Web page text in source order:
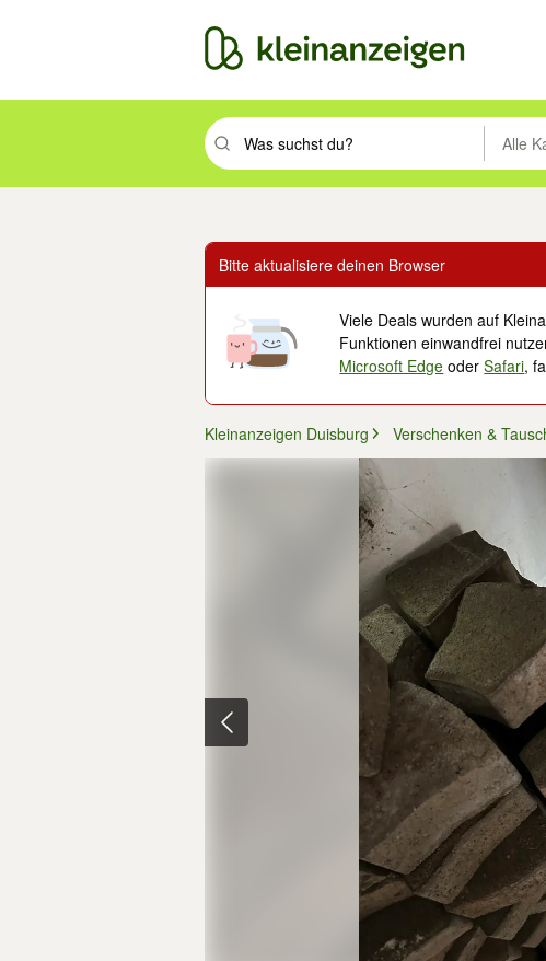
Suchbegriff eingeben. Eingabetaste drücken um
Alle
Bitte aktualisiere deinen Browser
Viele Deals wurden auf
Funktionen einwandfrei
Microsoft Edge oderSafari,
Kleinanzeigen Duisburg Verschenken &